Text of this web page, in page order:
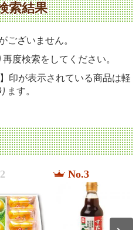
索結果
ございません。
度検索をしてください。
印が表示されている商品は軽
ます。
No.3